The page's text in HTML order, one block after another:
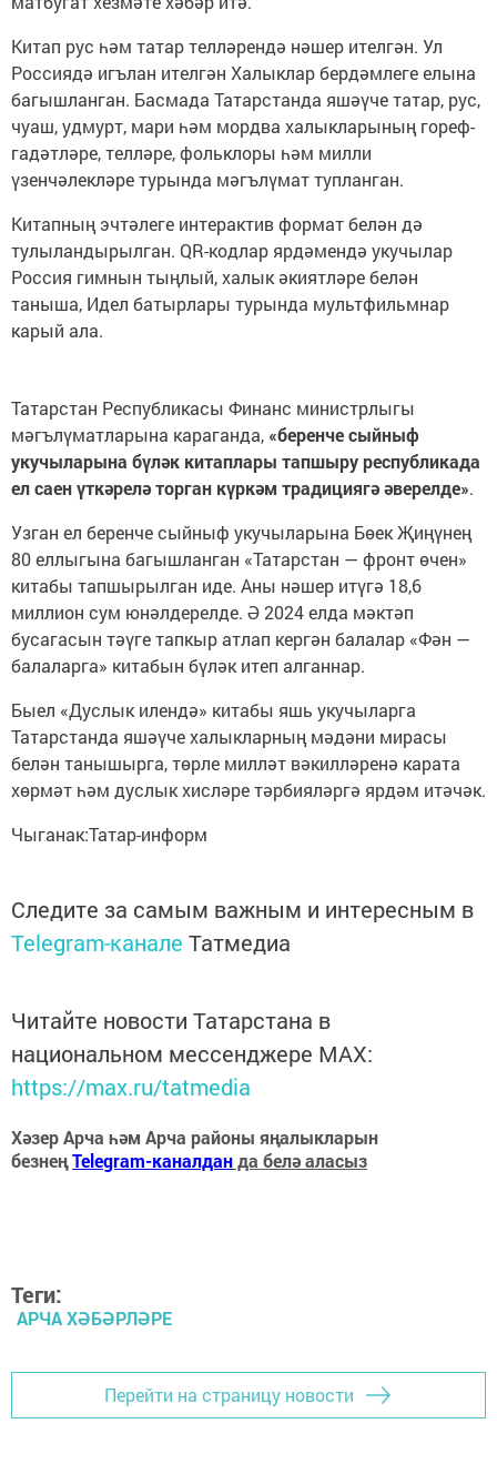
Китап рус һәм татар телләрендә нәшер ителгән. Ул
Россиядә игълан ителгән Халыклар бердәмлеге елына
багышланган. Басмада Татарстанда яшәүче татар, рус,
чуаш, удмурт, мари һәм мордва халыкларының гореф-
гадәтләре, телләре, фольклоры һәм милли
үзенчәлекләре турында мәгълүмат тупланган.
Китапның эчтәлеге интерактив формат белән дә
тулыландырылган. QR-кодлар ярдәмендә укучылар
Россия гимнын тыңлый, халык әкиятләре белән
таныша, Идел батырлары турында мультфильмнар
карый ала.
Татарстан Республикасы Финанс министрлыгы
мәгълүматларына караганда, «беренче сыйныф
укучыларына бүләк китаплары тапшыру республикада
ел саен үткәрелә торган күркәм традициягә әверелде».
Узган ел беренче сыйныф укучыларына Бөек Җиңүнең
80 еллыгына багышланган «Татарстан — фронт өчен»
китабы тапшырылган иде. Аны нәшер итүгә 18,6
миллион сум юнәлдерелде. Ә 2024 елда мәктәп
бусагасын тәүге тапкыр атлап кергән балалар «Фән —
балаларга» китабын бүләк итеп алганнар.
Быел «Дуслык илендә» китабы яшь укучыларга
Татарстанда яшәүче халыкларның мәдәни мирасы
белән танышырга, төрле милләт вәкилләренә карата
хөрмәт һәм дуслык хисләре тәрбияләргә ярдәм итәчәк.
Чыганак:Татар-информ
Следите за самым важным и интересным в
Telegram-канале Татмедиа
Читайте новости Татарстана в
национальном мессенджере MАХ:
https://max.ru/tatmedia
Хәзер Арча һәм Арча районы яңалыкларын
безнеңTelegram-каналданда белә аласыз
Теги:
АРЧА ХӘБӘРЛӘРЕ
Перейти на страницу новости